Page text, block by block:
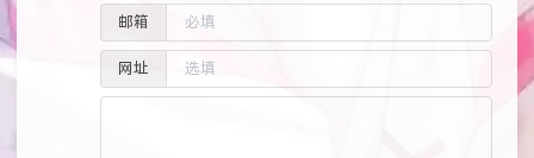
邮箱
网址